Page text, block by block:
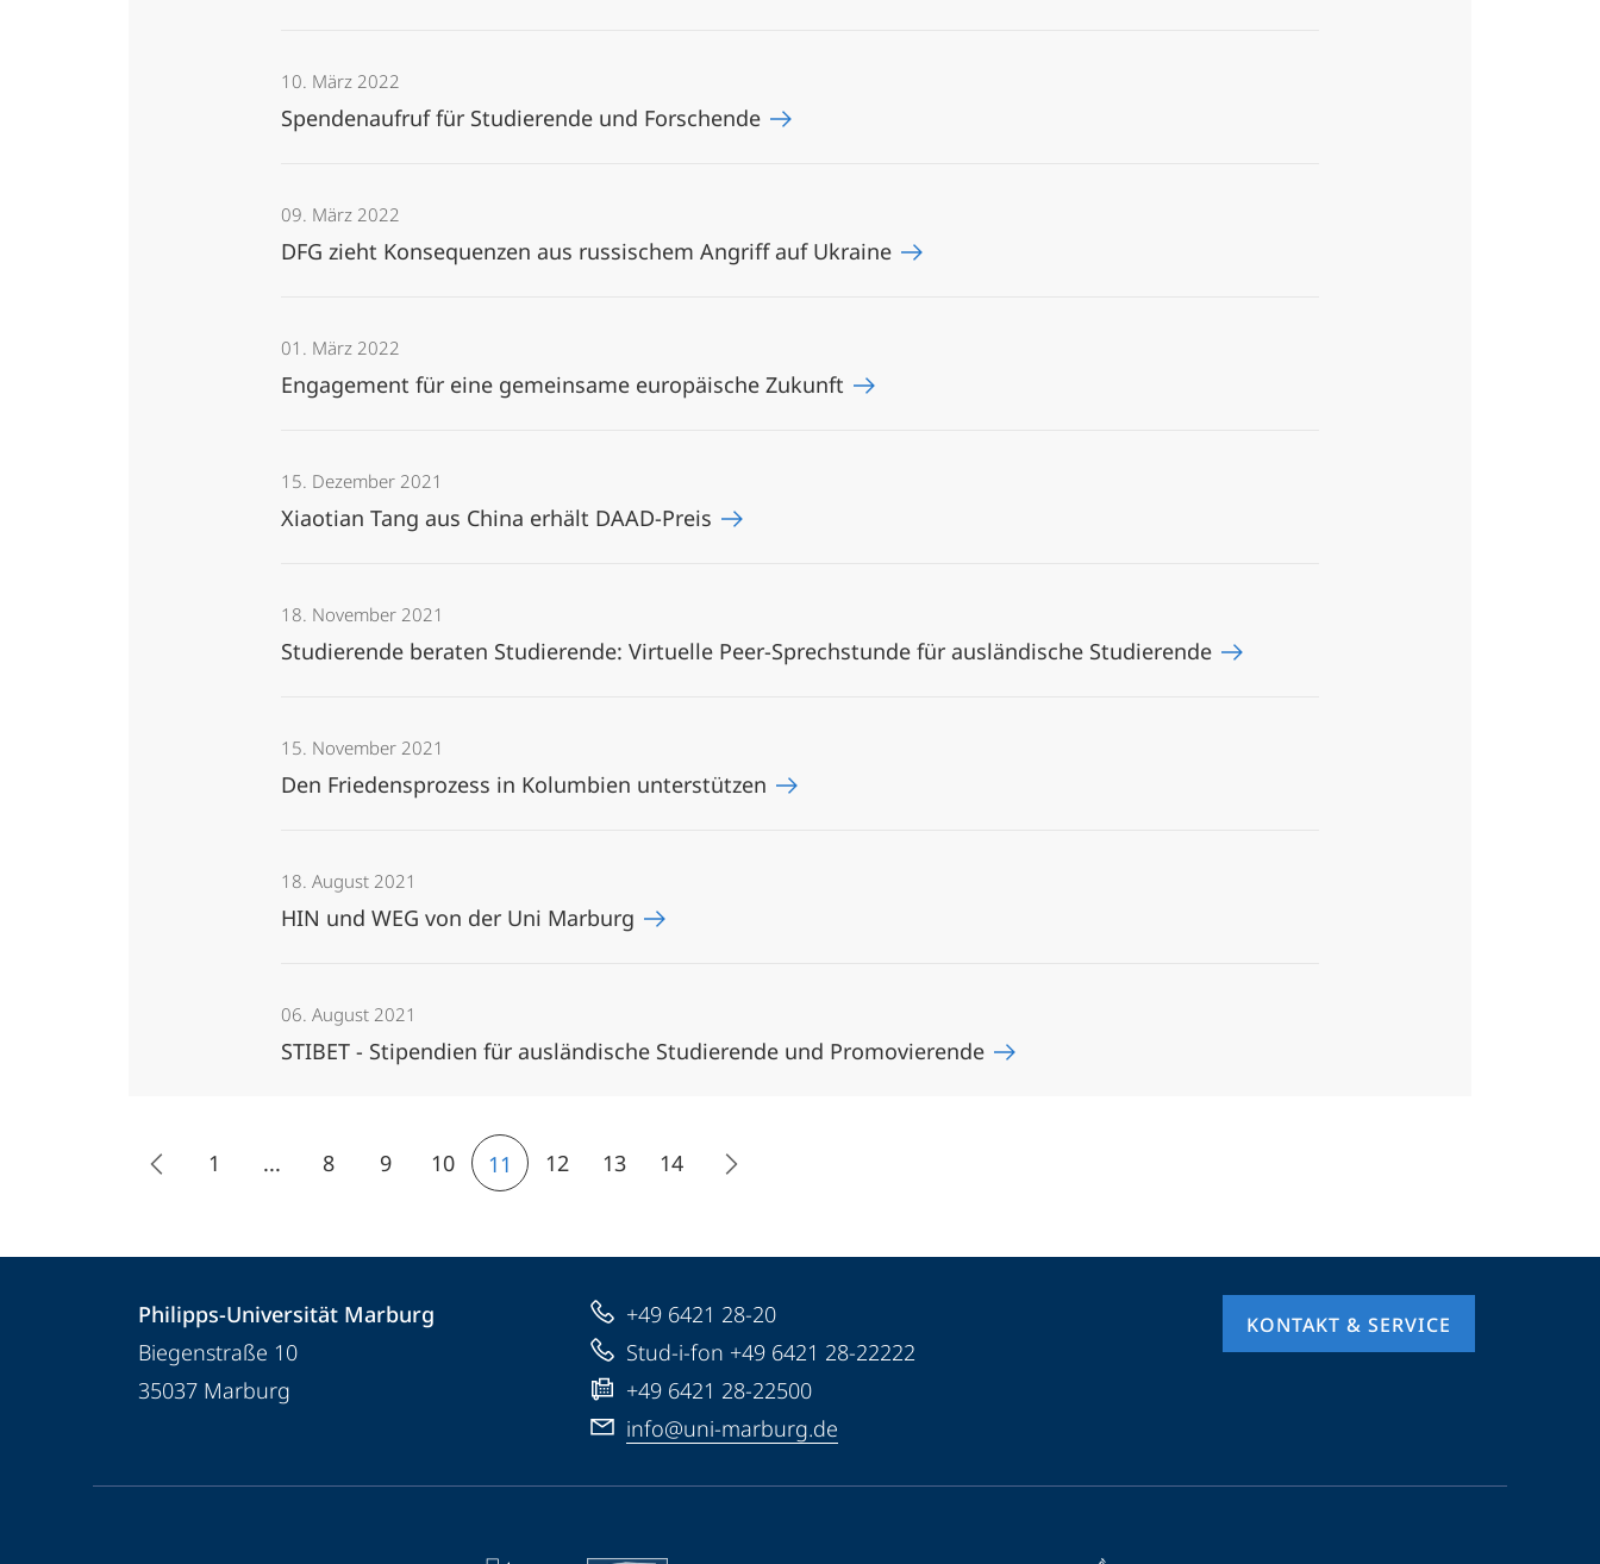
10. März 2022
Spendenaufruf für Studierende und Forschende
09. März 2022
DFG zieht Konsequenzen aus russischem Angriff auf Ukraine
01. März 2022
Engagement für eine gemeinsame europäische Zukunft
15. Dezember 2021
Xiaotian Tang aus China erhält DAAD-Preis
18. November 2021
Studierende beraten Studierende: Virtuelle Peer-Sprechstunde für ausländische Studierende
15. November 2021
Den Friedensprozess in Kolumbien unterstützen
18. August 2021
HIN und WEG von der Uni Marburg
06. August 2021
STIBET - Stipendien für ausländische Studierende und Promovierende
1 ... 8 9 10 11 12 13 14
Informationen
Kontaktinformationen
Philipps-
Universität
Marburg
Philipps-Universität Marburg
Biegenstraße 10
35037 Marburg
+49 6421 28-20
Stud-i-fon +49 6421 28-22222
+49 6421 28-22500
info@uni-marburg.de
KONTAKT & SERVICE